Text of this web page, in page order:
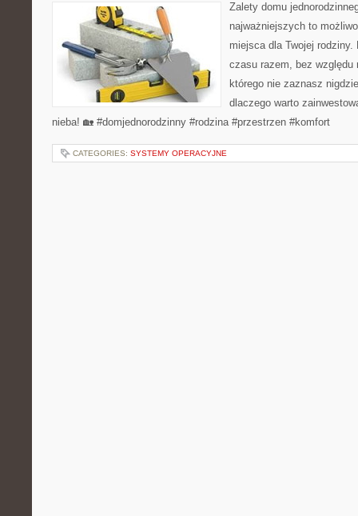
Zalety domu
najważniejszych to
miejsca dla Twojej
czasu razem, bez względu
którego nie zaznasz
dlaczego warto
nieba! 🏡 #domjednorodzinny #rodzina #przestrzen #komfort
CATEGORIES: SYSTEMY OPERACYJNE